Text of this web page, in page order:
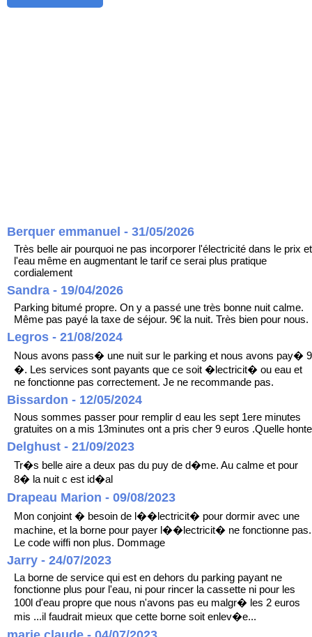
Berquer emmanuel - 31/05/2026
Très belle air pourquoi ne pas incorporer l'électricité dans le prix et
l'eau même en augmentant le tarif ce serai plus pratique
cordialement
Sandra - 19/04/2026
Parking bitumé propre. On y a passé une très bonne nuit calme.
Même pas payé la taxe de séjour. 9€ la nuit. Très bien pour nous.
Legros - 21/08/2024
Nous avons pass� une nuit sur le parking et nous avons pay� 9
�. Les services sont payants que ce soit �lectricit� ou eau et
ne fonctionne pas correctement. Je ne recommande pas.
Bissardon - 12/05/2024
Nous sommes passer pour remplir d eau les sept 1ere minutes
gratuites on a mis 13minutes ont a pris cher 9 euros .Quelle honte
Delghust - 21/09/2023
Tr�s belle aire a deux pas du puy de d�me. Au calme et pour
8� la nuit c est id�al
Drapeau Marion - 09/08/2023
Mon conjoint � besoin de l��lectricit� pour dormir avec une
machine, et la borne pour payer l��lectricit� ne fonctionne pas.
Le code wiffi non plus. Dommage
Jarry - 24/07/2023
La borne de service qui est en dehors du parking payant ne
fonctionne plus pour l'eau, ni pour rincer la cassette ni pour les
100l d'eau propre que nous n'avons pas eu malgr� les 2 euros
mis ...il faudrait mieux que cette borne soit enlev�e...